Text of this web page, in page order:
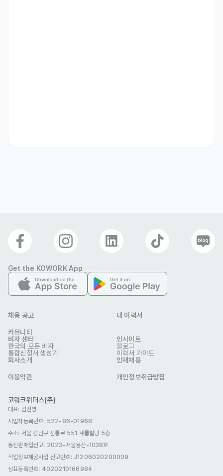
Kemampuan Bahasa Indonesia tingkat native
Mampu percakapan dasar dalam Bahasa Korea
Tertarik pada fashion, desain, dan pelayanan pelanggan
tambah)
우대 사항
[Ketentuan Kerja]
Tipe kerja: paruh waktu (part-time)
Tanggal mulai: fleksibel / dapat dinegosiasikan
기타
Get the KOWORK App
채용 공고 내 이력서
커뮤니티
비자 센터
한국의 모든 비자
통합신청서 생성기
인사이트
블로그
이력서 가이드
회사소개
인재채용
이용약관 개인정보취급방침
코워크위더스(주)
대표: 김진영
사업자등록번호: 522-86-01968
주소: 서울 강남구 선릉로 551 새롬빌딩 5층
통신판매업신고: 2023-서울용산-1038호
직업정보제공사업 신고번호: J1206020200009
상표등록번호: 4020210166984